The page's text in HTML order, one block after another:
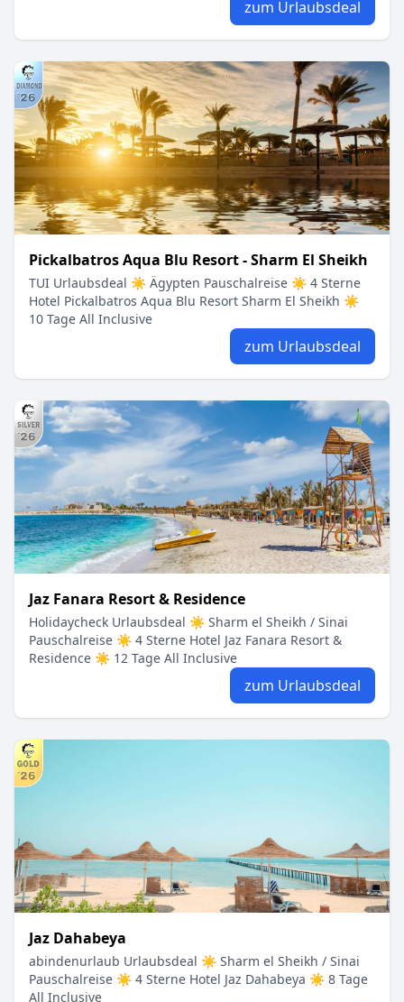
zum Urlaubsdeal
Pickalbatros Aqua Blu Resort - Sharm El Sheikh
TUI Urlaubsdeal ☀ Ägypten Pauschalreise ☀ 4 Sterne
Hotel Pickalbatros Aqua Blu Resort Sharm El Sheikh ☀
10 Tage All Inclusive
zum Urlaubsdeal
Jaz Fanara Resort & Residence
Holidaycheck Urlaubsdeal ☀ Sharm el Sheikh / Sinai
Pauschalreise ☀ 4 Sterne Hotel Jaz Fanara Resort &
Residence ☀ 12 Tage All Inclusive
zum Urlaubsdeal
Jaz Dahabeya
abindenurlaub Urlaubsdeal ☀ Sharm el Sheikh / Sinai
Pauschalreise ☀ 4 Sterne Hotel Jaz Dahabeya ☀ 8 Tage
All Inclusive